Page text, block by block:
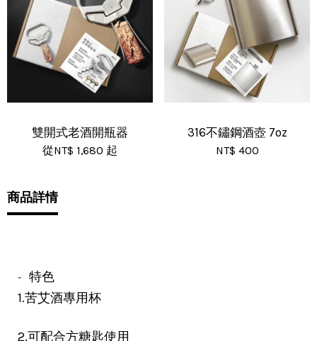
商品詳情
- 特色
1.苦艾酒專用杯
2.可配合方糖匙使用
雙開式老酒開瓶器
從NT$ 1,680 起
316不鏽鋼酒壺 7oz
NT$ 400